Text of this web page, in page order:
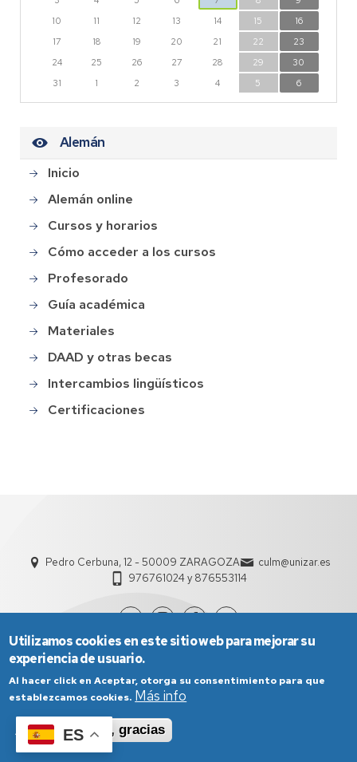
ES
10
11 12 13 14 15
16
17
18 19 20 21 22
23
24
25 26 27 28 29
30
31
1 2 3 4 5 6
Alemán
Inicio
Alemán online
Cursos y horarios
Cómo acceder a los cursos
Profesorado
Guía académica
Materiales
DAAD y otras becas
Intercambios lingüísticos
Certificaciones
Pedro Cerbuna, 12 - 50009 ZARAGOZA
culm@unizar.es
976761024 y 876553114
Aviso Legal
Condiciones generales de uso
Política de Privacidad
Utilizamos cookies en este sitio web para mejorar su
experiencia de usuario.
Al hacer click en Aceptar, otorga su consentimiento para que
establezcamos cookies. Más info
Aceptar
No, gracias